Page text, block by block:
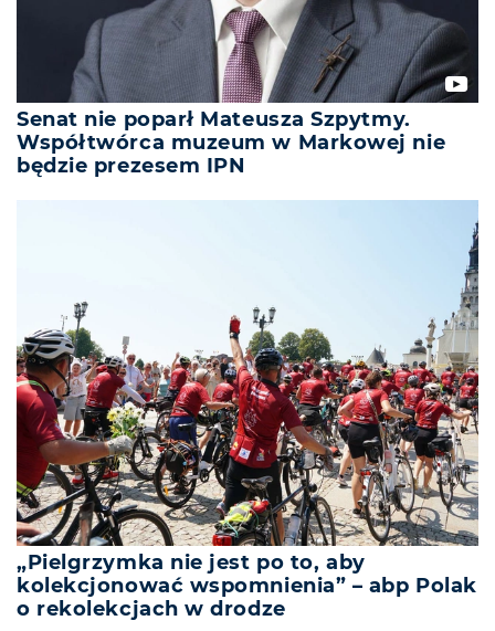
Senat nie poparł Mateusza Szpytmy.
Współtwórca muzeum w Markowej nie
będzie prezesem IPN
„Pielgrzymka nie jest po to, aby
kolekcjonować wspomnienia” – abp Polak
o rekolekcjach w drodze